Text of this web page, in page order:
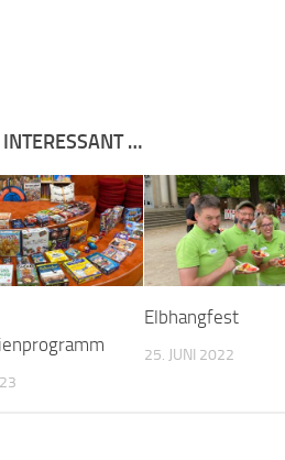
…
Elbhangfest
25. JUNI 2022